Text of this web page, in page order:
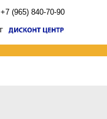
+7 (965) 840-70-90